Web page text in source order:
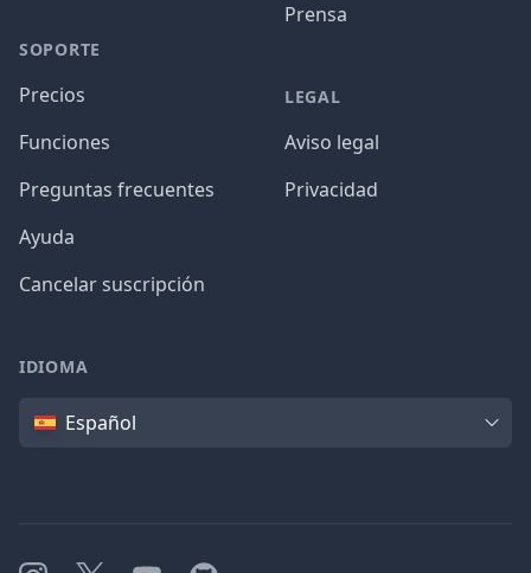
SOPORTE
Precios
Funciones
Preguntas frecuentes
Ayuda
Cancelar suscripción
Prensa
LEGAL
Aviso legal
Privacidad
IDIOMA
IdiomaEspañol